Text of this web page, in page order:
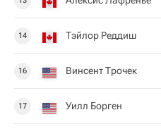
14 Тэйлор Реддиш
16 Винсент Трочек
17 Уилл Борген